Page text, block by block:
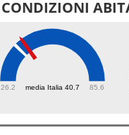
CONDIZIONI
media Italia 40.7
26.2 85.6